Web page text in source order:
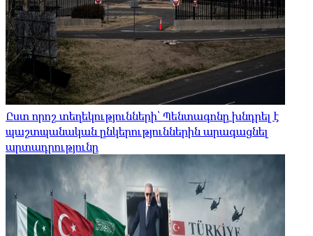
Ըստ որոշ տեղեկությունների՝ Պենտագոնը խնդրել է
պաշտպանական ընկերություններին արագացնել
արտադրությունը